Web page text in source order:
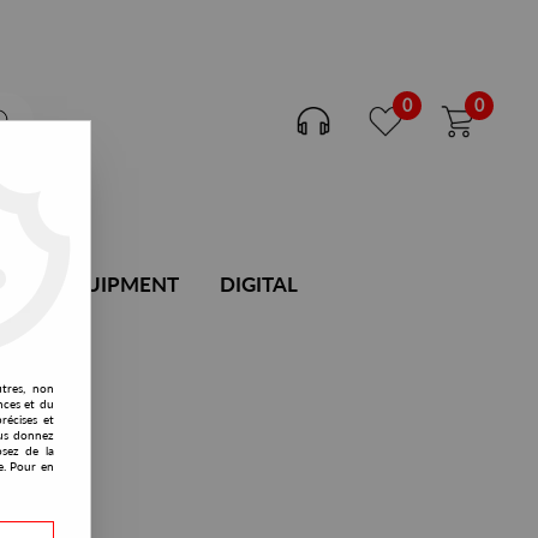
0 0
DJ EQUIPMENT DIGITAL
non
et du
et
donnez
de la
Pour en